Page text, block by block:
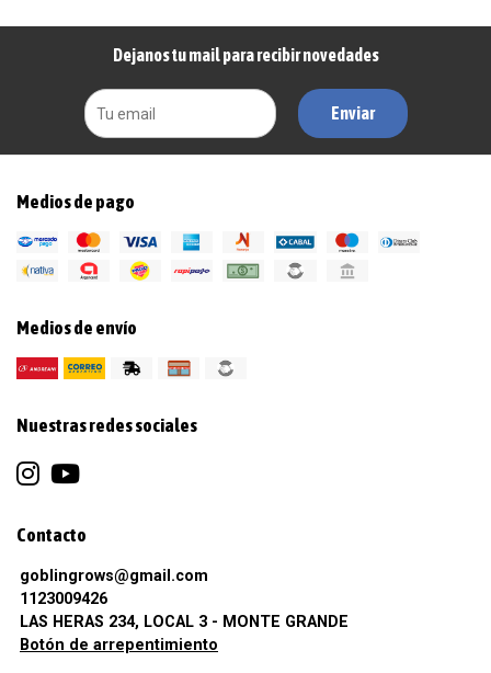
Dejanos tu mail para recibir novedades
Enviar
Medios de pago
Medios de envío
Nuestras redes sociales
Contacto
goblingrows@gmail.com
1123009426
LAS HERAS 234, LOCAL 3 - MONTE GRANDE
Botón de arrepentimiento